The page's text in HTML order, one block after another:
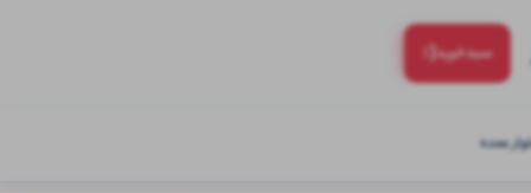
سبد‌خرید(:
عمده